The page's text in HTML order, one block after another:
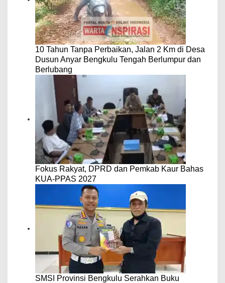
10 Tahun Tanpa Perbaikan, Jalan 2 Km di Desa
Dusun Anyar Bengkulu Tengah Berlumpur dan
Berlubang
Fokus Rakyat, DPRD dan Pemkab Kaur Bahas
KUA-PPAS 2027
SMSI Provinsi Bengkulu Serahkan Buku